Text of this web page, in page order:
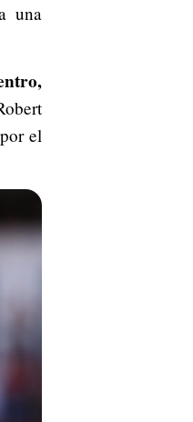
una
el